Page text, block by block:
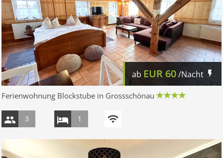
ab EUR 60/Nacht
Ferienwohnung Blockstube in Grossschönau
3 1